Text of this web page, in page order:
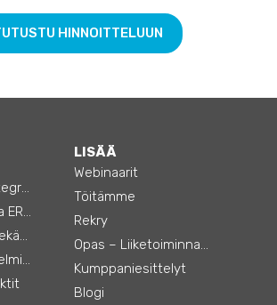
HINNOITTELUUN
Verkkokaupan integraatiot
Taloushallinnon ja ERP:n integraatiot
MyFlashnode-itsekäyttö-automaatio
Integroitavat ohjelmistot
LISÄÄ
Webinaarit
Töitämme
Rekry
Opas – Liiketoiminnan tehostamiseen
Kumppaniesittelyt
Blogi